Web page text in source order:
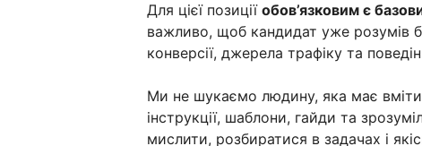
Для цієї позиції обов’язковим є
важливо, щоб кандидат уже розумів
конверсії, джерела трафіку та
Ми не шукаємо людину, яка має
інструкції, шаблони, гайди та
мислити, розбиратися в задачах і